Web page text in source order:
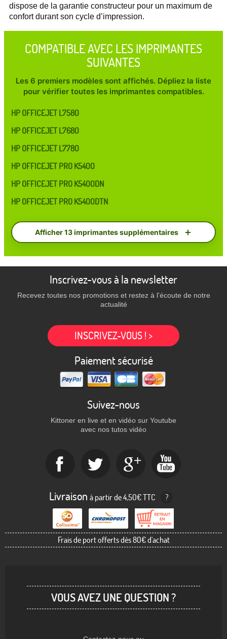
dispose de la garantie constructeur pour un maximum de
confort durant son cycle d’impression.
COMPATIBLE AVEC LES IMPRIMANTES
SUIVANTES
Les 6 premiers modèles sont affichés. Dépliez la liste
pour vérifier toutes les imprimantes compatibles.
HP OFFICEJET L7580
HP OFFICEJET L7680
HP OFFICEJET L7780
HP OFFICEJET PRO K5400
HP OFFICEJET PRO K5400DN
HP OFFICEJET PRO K5400DTN
Afficher 13 imprimantes supplémentaires
Inscrivez-vous à la newsletter
Recevez toutes nos promotions et restez à l'écoute de notre
actualité
INSCRIVEZ-VOUS ! >
Paiement sécurisé
Suivez-nous
Kittoner en live et en vidéo sur Youtube
avec nos tutos vidéo
Livraison à partir de 4,50€ TTC ?
Frais de port offerts dès 80€ d'achat
VOUS AVEZ UNE QUESTION ?